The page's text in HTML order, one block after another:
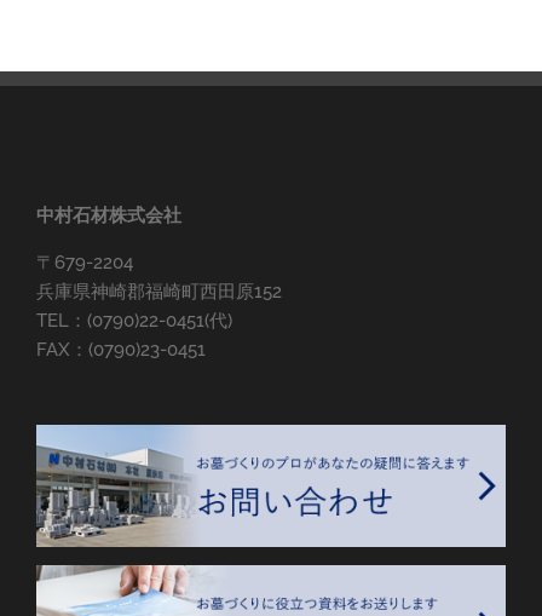
中村石材株式会社
〒679-2204
兵庫県神崎郡福崎町西田原152
TEL：(0790)22-0451(代)
FAX：(0790)23-0451